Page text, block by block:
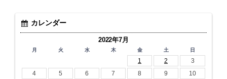
カレンダー
2022年7月
月 火 水 木 金 土 日
1 2
3
4
5 6 7 8 9
10